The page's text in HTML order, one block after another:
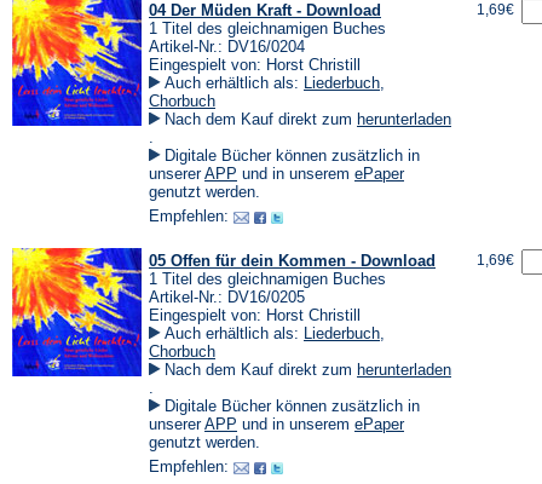
04 Der Müden Kraft - Download
1 Titel des gleichnamigen Buches
Artikel-Nr.: DV16/0204
Eingespielt von: Horst Christill
Auch erhältlich als: Liederbuch,
Chorbuch
Nach dem Kauf direkt zum herunterladen
in
einem
neuen
Tab)
.
Digitale Bücher können zusätzlich in
unsererAPP (Öffnet
in
neuen
und in unserem ePaper(Öffnet
genutzt werden.
Empfehlen:
1,69€
05 Offen für dein Kommen - Download
1 Titel des gleichnamigen Buches
Artikel-Nr.: DV16/0205
Eingespielt von: Horst Christill
Auch erhältlich als: Liederbuch,
Chorbuch
Nach dem Kauf direkt zum herunterladen
in
einem
neuen
Tab)
.
Digitale Bücher können zusätzlich in
unsererAPP (Öffnet
in
neuen
und in unserem ePaper(Öffnet
genutzt werden.
Empfehlen:
1,69€